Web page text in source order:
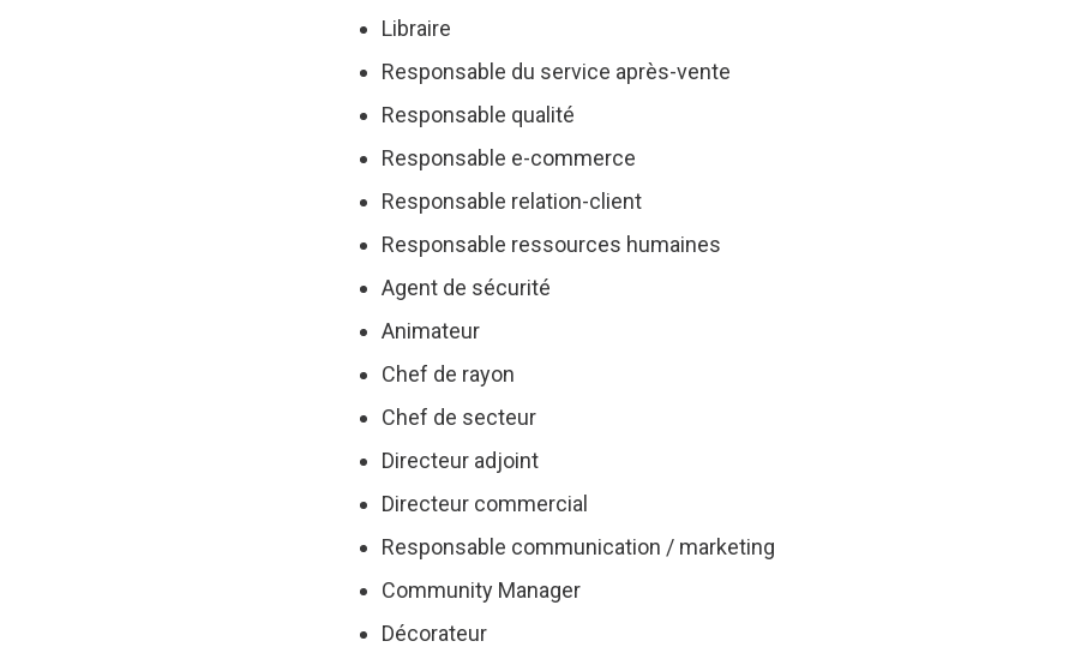
Libraire
Responsable du service après-vente
Responsable qualité
Responsable e-commerce
Responsable relation-client
Responsable ressources humaines
Agent de sécurité
Animateur
Chef de rayon
Chef de secteur
Directeur adjoint
Directeur commercial
Responsable communication / marketing
Community Manager
Décorateur